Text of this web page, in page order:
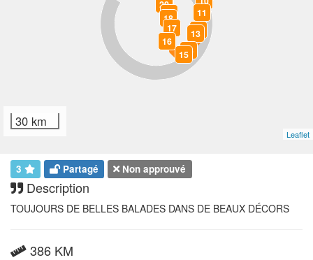
11
12
13
14
15
16
17
18
19
20
30 km
Leaflet
3 Partagé Non approuvé
Description
TOUJOURS DE BELLES BALADES DANS DE BEAUX DÉCORS
386 KM